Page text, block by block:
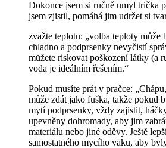
Dokonce jsem si ručně umyl trička
jsem zjistil, pomáhá jim udržet si
zvažte teplotu: „volba teploty může
chladno a podprsenky nevyčistí
můžete riskovat poškození látky (a
voda je ideálním řešením.“
Pokud musíte prát v pračce:
může zdát jako fuška, takže pokud
mytí podprsenky, vždy zajistit,
upevněny dohromady, aby jim
materiálu nebo jiné oděvy. Ještě
samostatného mycího vaku, aby